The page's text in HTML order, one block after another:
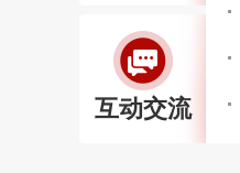
互动交流